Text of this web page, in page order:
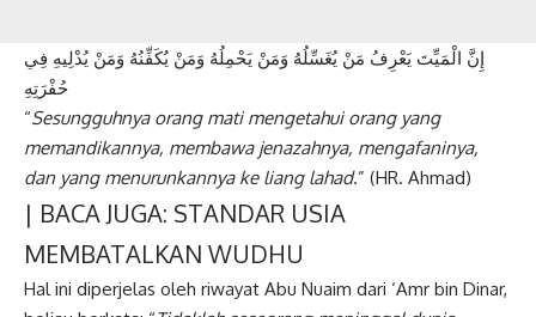
إِنَّ الْمَيِّتَ يَعْرِفُ مَنْ يُغَسِّلُهُ وَمَنْ يَحْمِلُهُ وَمَنْ يُكَفِّنُهُ وَمَنْ يُدْلِيهِ فِي
حُفْرَتِهِ
“Sesungguhnya orang mati mengetahui orang yang
memandikannya, membawa jenazahnya, mengafaninya,
dan yang menurunkannya ke liang lahad.” (HR. Ahmad)
| BACA JUGA: STANDAR USIA
MEMBATALKAN WUDHU
Hal ini diperjelas oleh riwayat Abu Nuaim dari ‘Amr bin Dinar,